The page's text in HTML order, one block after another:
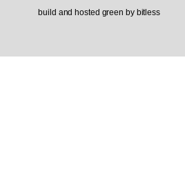
build and hosted green by bitless